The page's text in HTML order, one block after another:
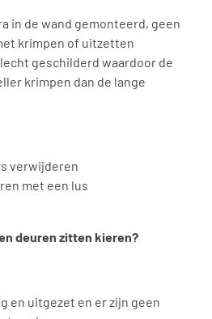
in de wand gemonteerd, geen
krimpen of uitzetten
geschilderd waardoor de
krimpen dan de lange
verwijderen
met een lus
deuren zitten kieren?
en uitgezet en er zijn geen